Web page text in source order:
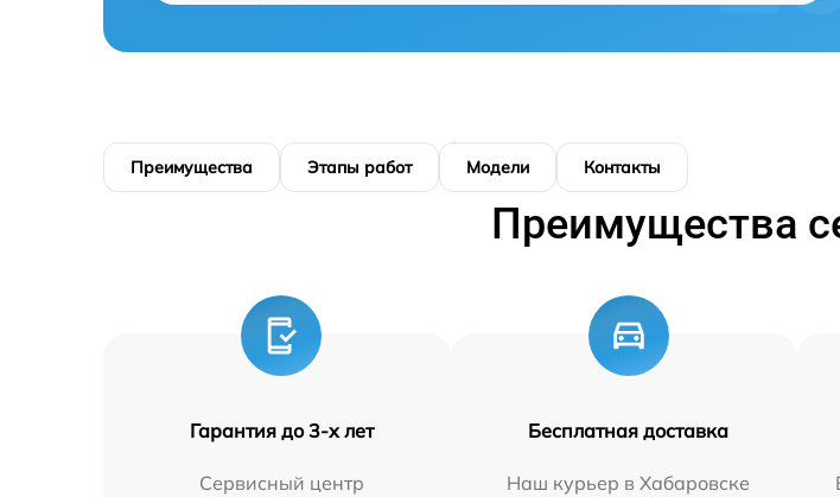
Преимущества Этапы работ Модели Контакты
Преимущества
Гарантия до 3-х лет
Сервисный центр
Бесплатная доставка
Наш курьер в Хабаровске